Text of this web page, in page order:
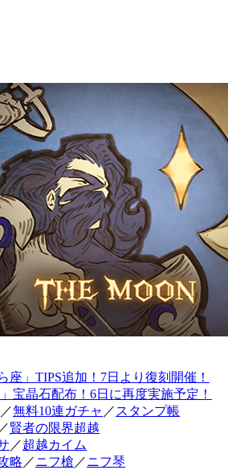
座」TIPS追加！7日より復刻開催！
宝晶石配布！6日に再度実施予定！
／無料10連ガチャ ／ スタンプ帳
／賢者の限界超越
／超越カイム
略 ／ニフ槍 ／ニフ琴